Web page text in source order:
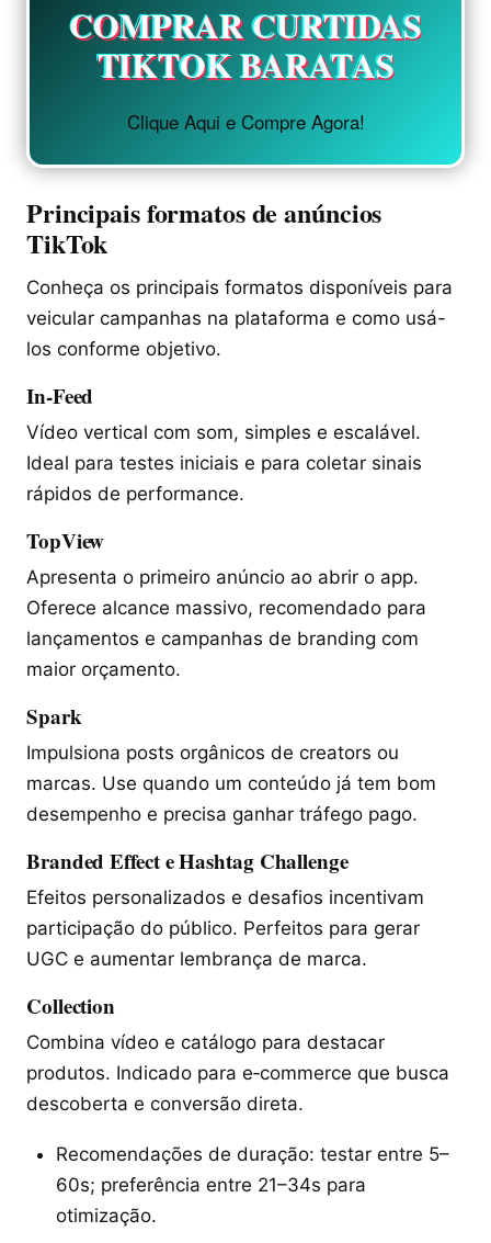
COMPRAR CURTIDAS
TIKTOK BARATAS
Clique Aqui e Compre Agora!
Principais formatos de anúncios
TikTok
Conheça os principais formatos disponíveis para
veicular campanhas na plataforma e como usá-
los conforme objetivo.
In-Feed
Vídeo vertical com som, simples e escalável.
Ideal para testes iniciais e para coletar sinais
rápidos de performance.
TopView
Apresenta o primeiro anúncio ao abrir o app.
Oferece alcance massivo, recomendado para
lançamentos e campanhas de branding com
maior orçamento.
Spark
Impulsiona posts orgânicos de creators ou
marcas. Use quando um conteúdo já tem bom
desempenho e precisa ganhar tráfego pago.
Branded Effect e Hashtag Challenge
Efeitos personalizados e desafios incentivam
participação do público. Perfeitos para gerar
UGC e aumentar lembrança de marca.
Collection
Combina vídeo e catálogo para destacar
produtos. Indicado para e‑commerce que busca
descoberta e conversão direta.
Recomendações de duração: testar entre 5–
60s; preferência entre 21–34s para
otimização.